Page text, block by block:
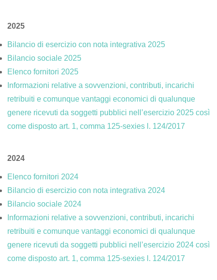
2025
Bilancio di esercizio con nota integrativa 2025
Bilancio sociale 2025
Elenco fornitori 2025
Informazioni relative a sovvenzioni, contributi, incarichi
retribuiti e comunque vantaggi economici di qualunque
genere ricevuti da soggetti pubblici nell’esercizio 2025 così
come disposto art. 1, comma 125-sexies l. 124/2017
2024
Elenco fornitori 2024
Bilancio di esercizio con nota integrativa 2024
Bilancio sociale 2024
Informazioni relative a sovvenzioni, contributi, incarichi
retribuiti e comunque vantaggi economici di qualunque
genere ricevuti da soggetti pubblici nell’esercizio 2024 così
come disposto art. 1, comma 125-sexies l. 124/2017